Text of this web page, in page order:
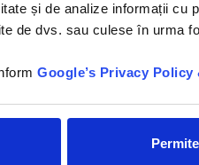
și de analize informații cu
de dvs. sau culese în urma
Google’s Privacy Policy